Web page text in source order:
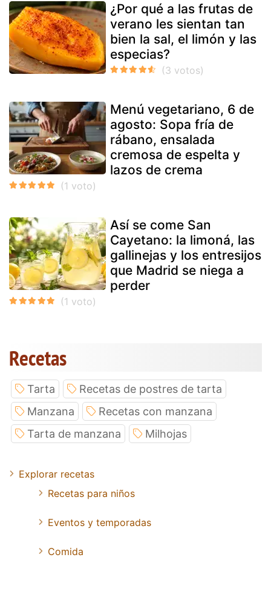
¿Por qué a las frutas de
verano les sientan tan
bien la sal, el limón y las
especias?
Menú vegetariano, 6 de
agosto: Sopa fría de
rábano, ensalada
cremosa de espelta y
lazos de crema
Así se come San
Cayetano: la limoná, las
gallinejas y los entresijos
que Madrid se niega a
perder
Recetas
Tarta
Recetas de postres de tarta
Manzana
Recetas con manzana
Tarta de manzana
Milhojas
Explorar recetas
Recetas para niños
Eventos y temporadas
Comida